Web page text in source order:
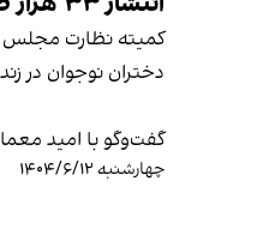
دختران نوجوان در
گفت‌وگو با امید
چهارشنبه ۱۴۰۴/۶/۱۲